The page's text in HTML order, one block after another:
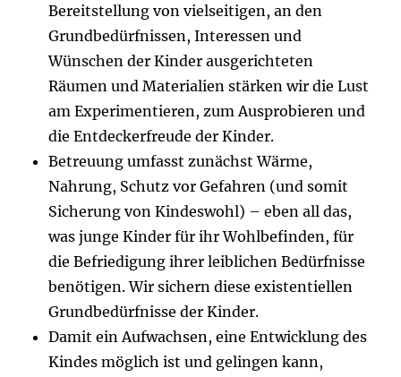
Bereitstellung von vielseitigen, an den
Grundbedürfnissen, Interessen und
Wünschen der Kinder ausgerichteten
Räumen und Materialien stärken wir die Lust
am Experimentieren, zum Ausprobieren und
die Entdeckerfreude der Kinder.
Betreuung umfasst zunächst Wärme,
Nahrung, Schutz vor Gefahren (und somit
Sicherung von Kindeswohl) – eben all das,
was junge Kinder für ihr Wohlbefinden, für
die Befriedigung ihrer leiblichen Bedürfnisse
benötigen. Wir sichern diese existentiellen
Grundbedürfnisse der Kinder.
Damit ein Aufwachsen, eine Entwicklung des
Kindes möglich ist und gelingen kann,